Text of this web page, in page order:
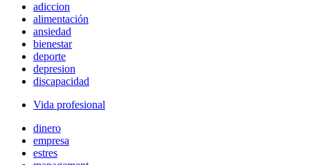
adiccion
alimentación
ansiedad
bienestar
deporte
depresion
discapacidad
Vida profesional
dinero
empresa
estres